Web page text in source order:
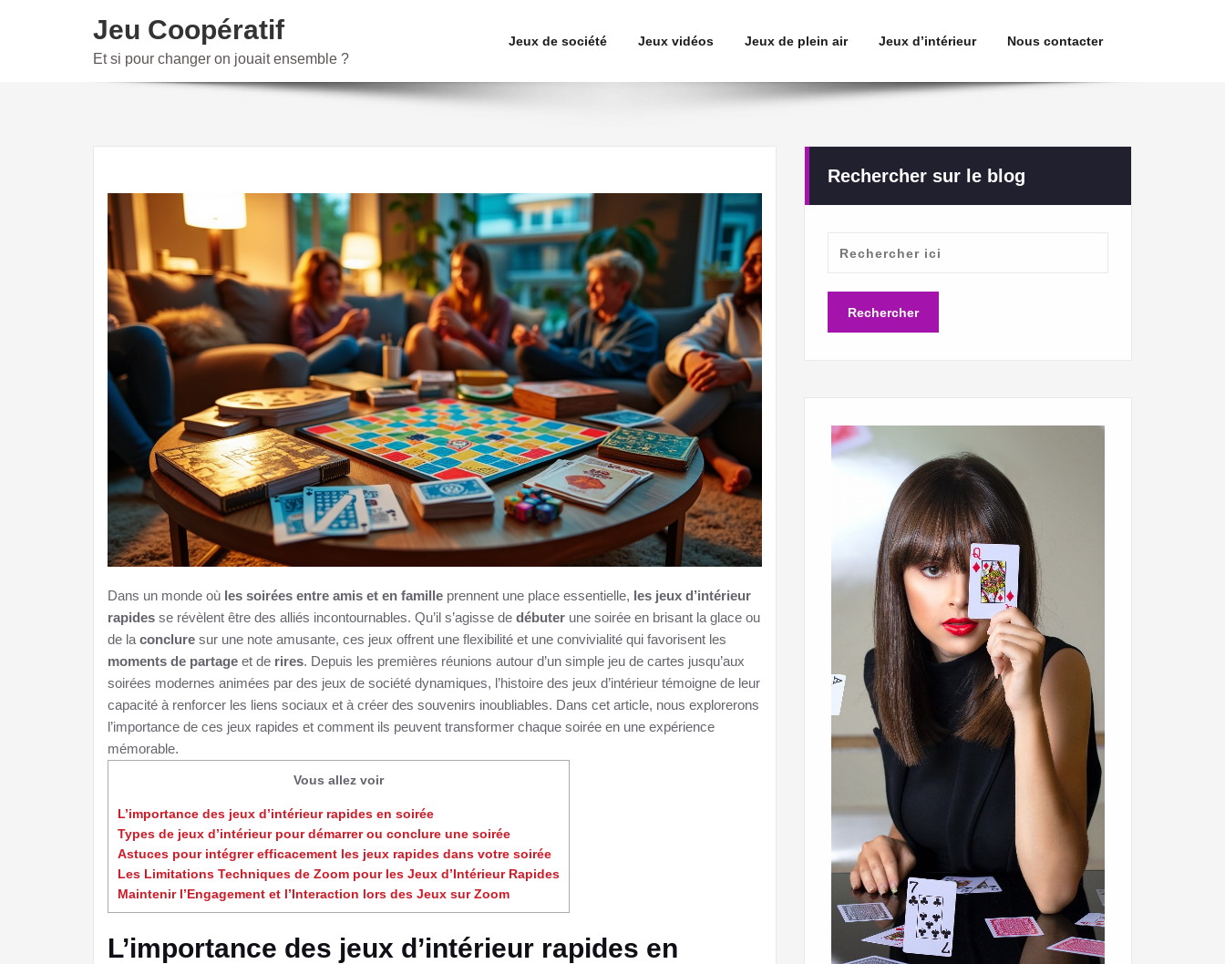
Jeu Coopératif
Et si pour changer on jouait ensemble ?
Jeux de société Jeux vidéos Jeux de plein air Jeux d’intérieur Nous contacter
Dans un monde où les soirées entre amis et en famille prennent une place essentielle, les jeux d’intérieur
rapides se révèlent être des alliés incontournables. Qu’il s’agisse de débuter une soirée en brisant la glace ou
de la conclure sur une note amusante, ces jeux offrent une flexibilité et une convivialité qui favorisent les
moments de partage et de rires. Depuis les premières réunions autour d’un simple jeu de cartes jusqu’aux
soirées modernes animées par des jeux de société dynamiques, l’histoire des jeux d’intérieur témoigne de leur
capacité à renforcer les liens sociaux et à créer des souvenirs inoubliables. Dans cet article, nous explorerons
l’importance de ces jeux rapides et comment ils peuvent transformer chaque soirée en une expérience
mémorable.
Vous allez voir
L’importance des jeux d’intérieur rapides en soirée
Types de jeux d’intérieur pour démarrer ou conclure une soirée
Astuces pour intégrer efficacement les jeux rapides dans votre soirée
Les Limitations Techniques de Zoom pour les Jeux d’Intérieur Rapides
Maintenir l’Engagement et l’Interaction lors des Jeux sur Zoom
L’importance des jeux d’intérieur rapides en
Rechercher sur le blog